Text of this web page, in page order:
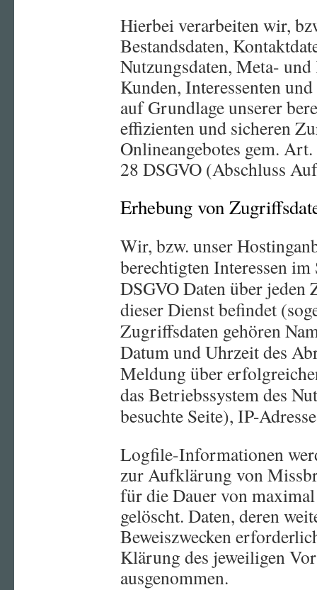
Hierbei verarbeiten wir,
Bestandsdaten,
Nutzungsdaten, Meta-
Kunden, Interessenten
auf Grundlage unserer
effizienten und sicheren
Onlineangebotes gem.
28 DSGVO (Abschluss
Erhebung von
Wir, bzw. unser
berechtigten Interessen
DSGVO Daten über
dieser Dienst befindet
Zugriffsdaten gehören
Datum und Uhrzeit des
Meldung über
das Betriebssystem des
besuchte Seite), IP-
Logfile-Informationen
zur Aufklärung von
für die Dauer von
gelöscht. Daten, deren
Beweiszwecken
Klärung des jeweiligen
ausgenommen.